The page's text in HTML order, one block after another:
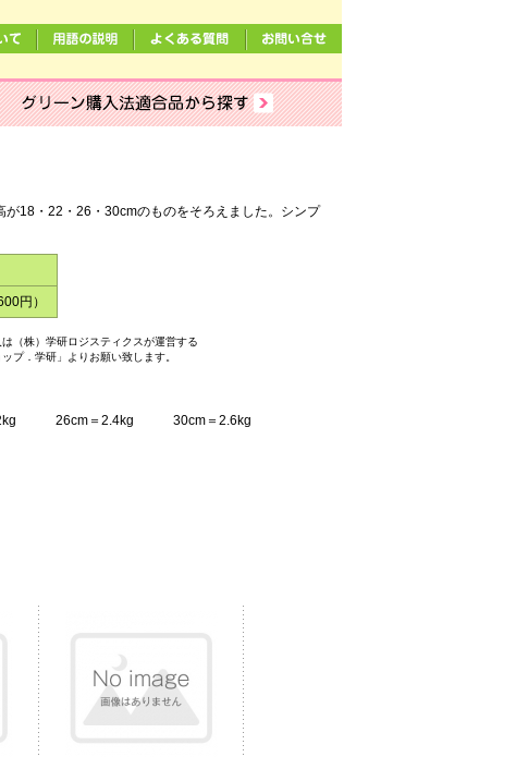
18・22・26・30cmのものをそろえました。シンプ
円）
は（株）学研ロジスティクスが運営する
ップ．学研」よりお願い致します。
2kg 26cm＝2.4kg 30cm＝2.6kg